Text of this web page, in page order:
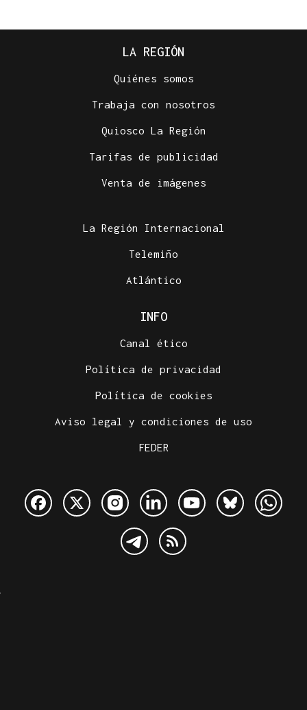
LA REGIÓN
Quiénes somos
Trabaja con nosotros
Quiosco La Región
Tarifas de publicidad
Venta de imágenes
La Región Internacional
Telemiño
Atlántico
INFO
Canal ético
Política de privacidad
Política de cookies
Aviso legal y condiciones de uso
FEDER